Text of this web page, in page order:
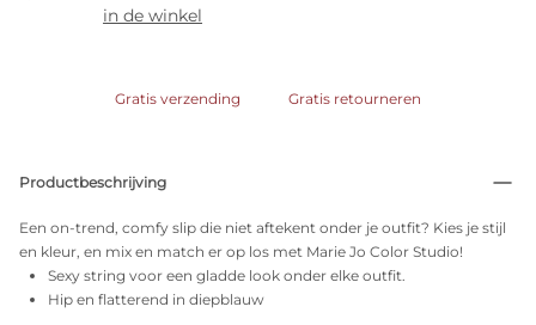
in de winkel
Gratis verzending Gratis retourneren
Productbeschrijving
Een on-trend, comfy slip die niet aftekent onder je outfit? Kies je stijl
en kleur, en mix en match er op los met Marie Jo Color Studio!
Sexy string voor een gladde look onder elke outfit.
Hip en flatterend in diepblauw